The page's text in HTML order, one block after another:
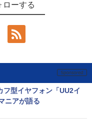
ローする
フ型イヤフォン「UU2イ
ニアが語る